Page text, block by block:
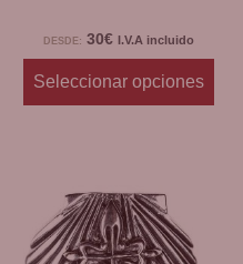
DESDE: 30€ I.V.A incluido
Seleccionar opciones